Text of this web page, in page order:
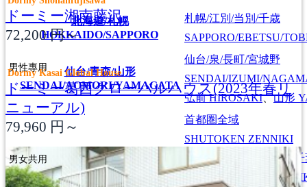
北海道/札幌
HOKKAIDO/SAPPORO
札幌/江別/当別/千歳
SAPPORO/EBETSU/
仙台/青森/山形
SENDAI/AOMORI/YAMAGATA
仙台/泉/長町/宮城野
SENDAI/IZUMI/
弘前HIROSAKI、山形
首都圏全域
SHUTOKEN ZENNIKI
江戸川/葛西/市川/船橋/
EDOGAWA/KASAI/
ドーミー湘南藤沢
72,200円～
男性專用
Dormy Kasai Global House
ドーミー葛西グローバルハウス(2023年春リ
ニューアル)
79,960 円～
男女共用